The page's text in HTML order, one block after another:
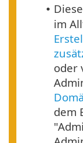
•
im
oder
dem